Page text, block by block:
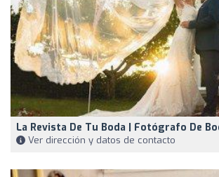
La Revista De Tu Boda | Fotógrafo De
Ver dirección y datos de contacto